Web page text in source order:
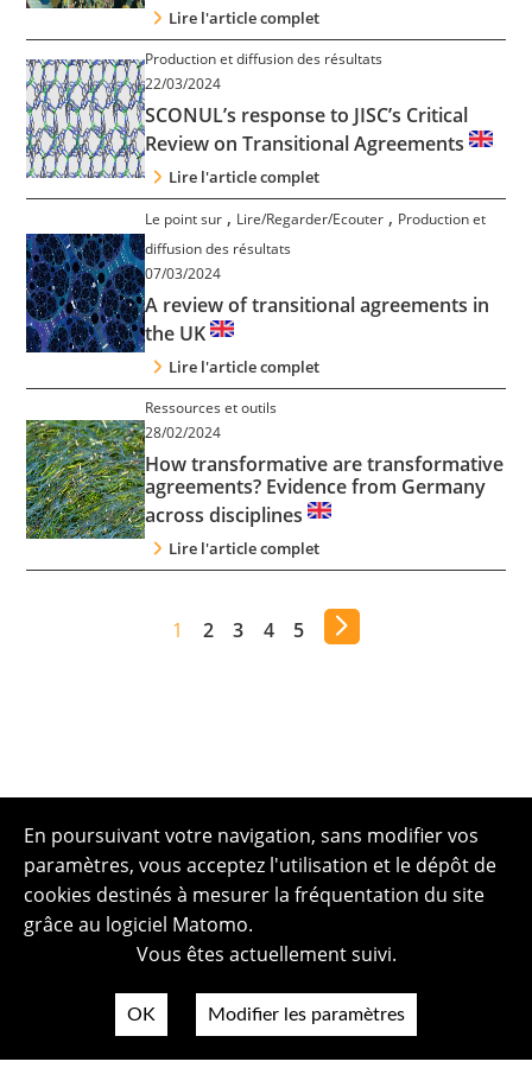
Lire l'article complet
Production et diffusion des résultats
22/03/2024
SCONUL’s response to JISC’s Critical
Review on Transitional Agreements
Lire l'article complet
Le point sur , Lire/Regarder/Ecouter , Production et
diffusion des résultats
07/03/2024
A review of transitional agreements in
the UK
Lire l'article complet
Ressources et outils
28/02/2024
How transformative are transformative
agreements? Evidence from Germany
across disciplines
Lire l'article complet
1 2 3 4 5
En poursuivant votre navigation, sans modifier vos
paramètres, vous acceptez l'utilisation et le dépôt de
cookies destinés à mesurer la fréquentation du site
grâce au logiciel Matomo.
Vous êtes actuellement suivi.
OK Modifier les paramètres